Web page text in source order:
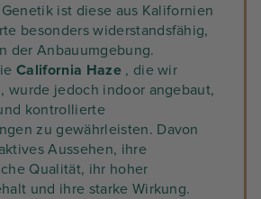
ist diese aus Kalifornien
besonders widerstandsfähig,
der Anbauumgebung.
California Haze, die wir
wurde jedoch indoor angebaut,
kontrollierte
zu gewährleisten. Davon
Aussehen, ihre
Qualität, ihr hoher
und ihre starke Wirkung.